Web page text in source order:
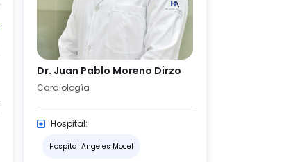
Dr. Juan Pablo Moreno Dirzo
Cardiología
Hospital:
Hospital Angeles Mocel